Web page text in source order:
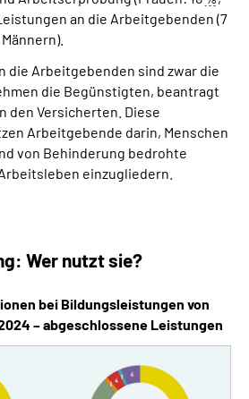
an die Arbeitgebenden (7
die Arbeitgebenden sind zwar die
die Begünstigten, beantragt
den Versicherten. Diese
Arbeitgebende darin, Menschen
von Behinderung bedrohte
einzugliedern.
Wer nutzt sie?
bei Bildungsleistungen von
– abgeschlossene Leistungen